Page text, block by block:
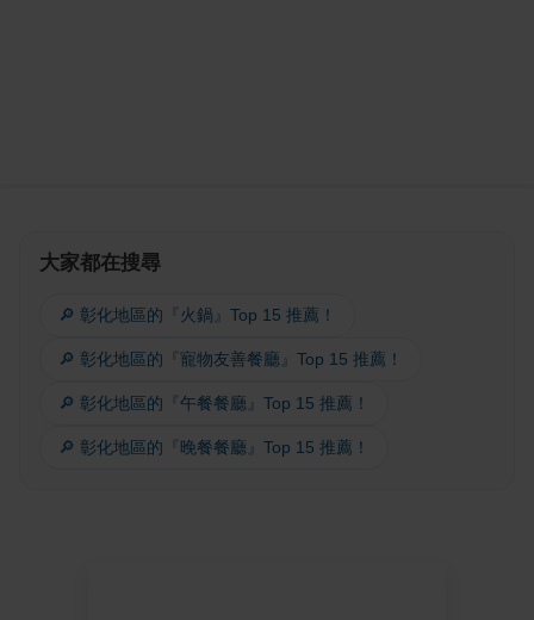
大家都在搜尋
🔎 彰化地區的『火鍋』Top 15 推薦！
🔎 彰化地區的『寵物友善餐廳』Top 15 推薦！
🔎 彰化地區的『午餐餐廳』Top 15 推薦！
🔎 彰化地區的『晚餐餐廳』Top 15 推薦！